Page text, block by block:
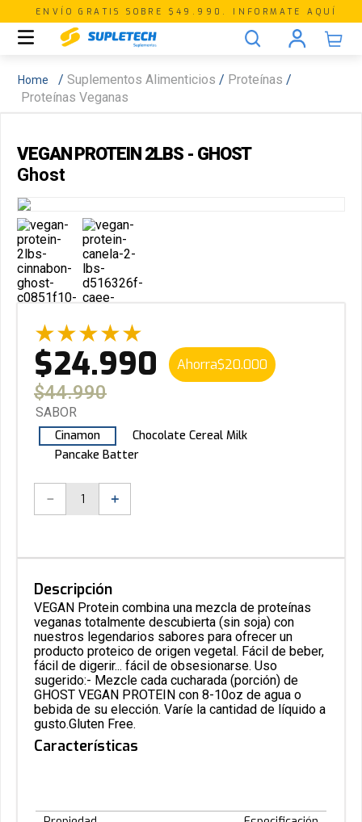
ENVÍO GRATIS SOBRE $49.990. INFORMATE AQUÍ
Suplementos Alimenticios
Proteínas
Proteínas Veganas
VEGAN PROTEIN 2LBS - GHOST
Ghost
★★★★★
$24.990 Ahorra$20.000
$44.990
SABOR
Cinamon
Chocolate Cereal Milk
Pancake Batter
＋
－
Descripción
VEGAN Protein combina una mezcla de proteínas
veganas totalmente descubierta (sin soja) con
nuestros legendarios sabores para ofrecer un
producto proteico de origen vegetal. Fácil de beber,
fácil de digerir... fácil de obsesionarse. Uso
sugerido:- Mezcle cada cucharada (porción) de
GHOST VEGAN PROTEIN con 8-10oz de agua o
bebida de su elección. Varíe la cantidad de líquido a
gusto.Gluten Free.
Características